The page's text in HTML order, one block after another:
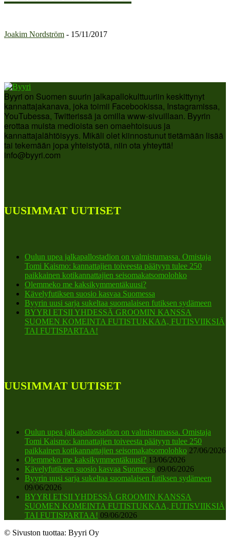
Joakim Nordström - 15/11/2017
Byyri on Suomen suurin jalkapallokulttuuriin keskittynyt
kannattajakanava, joka toimii Facebookissa, Instagramissa,
YouTubessa, Twitterissä ja omilla www-sivuillaan. Byyrin
erottaa muista medioista sen omaehtoisuus ja
kannattajalähtöisyys. Mikäli olet kiinnostunut tietämään lisää
tai tekemään jopa yhteistyötä, niin ota yhteyttä!
info@byyri.com
UUSIMMAT UUTISET
Oulun upea jalkapallostadion on valmistumassa. Omistaja
Tomi Kaismo: kannattajien toiveesta päätyyn tulee 250
paikkainen kotikannattajien seisomakatsomolohko
Olemmeko me kaksikymmentäkuusi?
Kävelyfutiksen suosio kasvaa Suomessa
Byyrin uusi sarja sukeltaa suomalaisen futiksen sydämeen
BYYRI ETSII YHDESSÄ GROOMIN KANSSA
SUOMEN KOMEINTA FUTISTUKKAA, FUTISVIIKSIÄ
TAI FUTISPARTAA!
UUSIMMAT UUTISET
Oulun upea jalkapallostadion on valmistumassa. Omistaja
Tomi Kaismo: kannattajien toiveesta päätyyn tulee 250
paikkainen kotikannattajien seisomakatsomolohko 27/06/2026
Olemmeko me kaksikymmentäkuusi? 13/06/2026
Kävelyfutiksen suosio kasvaa Suomessa 09/06/2026
Byyrin uusi sarja sukeltaa suomalaisen futiksen sydämeen
09/06/2026
BYYRI ETSII YHDESSÄ GROOMIN KANSSA
SUOMEN KOMEINTA FUTISTUKKAA, FUTISVIIKSIÄ
TAI FUTISPARTAA! 09/06/2026
© Sivuston tuottaa: Byyri Oy